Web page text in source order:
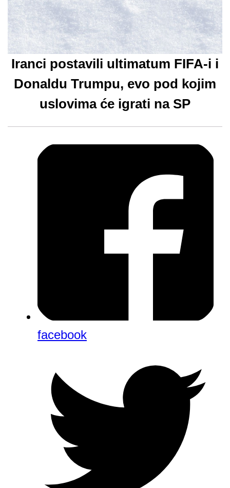
Iranci postavili ultimatum FIFA-i i
Donaldu Trumpu, evo pod kojim
uslovima će igrati na SP
facebook